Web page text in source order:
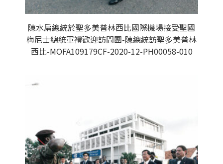
陳水扁總統於聖多美普林西比國際機場接受聖國
梅尼士總統軍禮歡迎訪問團-陳總統訪聖多美普林
西比-MOFA109179CF-2020-12-PH00058-010